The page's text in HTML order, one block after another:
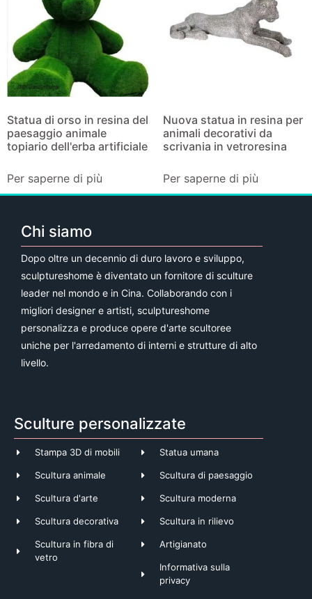
Statua di orso in resina del
paesaggio animale
topiario dell'erba artificiale
Per saperne di più
Nuova statua in resina per
animali decorativi da
scrivania in vetroresina
Per saperne di più
Chi siamo
Dopo oltre un decennio di duro lavoro e sviluppo,
sculptureshome è diventato un fornitore di sculture
leader nel mondo e in Cina. Collaborando con i
migliori designer e artisti, sculptureshome
personalizza e produce opere d'arte scultoree
uniche per l'arredamento di interni e strutture di alto
livello.
Sculture personalizzate
Stampa 3D di mobili
Scultura animale
Scultura d'arte
Scultura decorativa
Scultura in fibra di
vetro
Statua umana
Scultura di paesaggio
Scultura moderna
Scultura in rilievo
Artigianato
Informativa sulla
privacy